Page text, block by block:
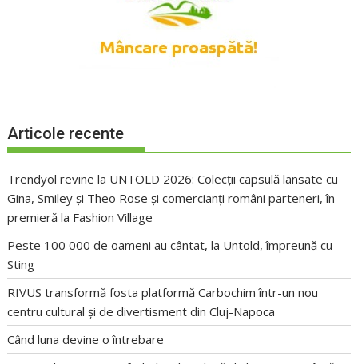
Articole recente
Trendyol revine la UNTOLD 2026: Colecții capsulă lansate cu
Gina, Smiley și Theo Rose și comercianți români parteneri, în
premieră la Fashion Village
Peste 100 000 de oameni au cântat, la Untold, împreună cu
Sting
RIVUS transformă fosta platformă Carbochim într-un nou
centru cultural și de divertisment din Cluj-Napoca
Când luna devine o întrebare